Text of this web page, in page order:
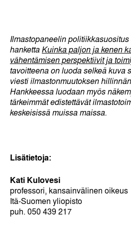
Ilmastopaneelin
hankettaKuinka paljon ja kenen
vähentämisen perspektiivit ja
tavoitteena on luoda selkeä kuva
viesti ilmastonmuutoksen
Hankkeessa luodaan myös
tärkeimmät edistettävät
keskeisissä muissa maissa.
Lisätietoja:
Kati Kulovesi
professori, kansainvälinen oikeus
Itä-Suomen yliopisto
puh. 050 439 217